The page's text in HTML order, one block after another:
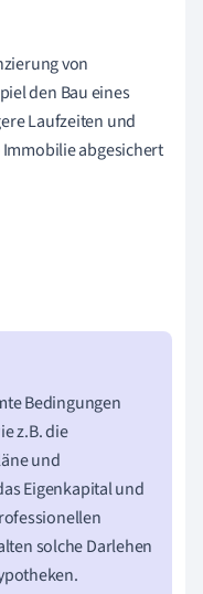
von
den Bau eines
Laufzeiten und
abgesichert
Bedingungen
z.B. die
und
Eigenkapital und
solche Darlehen